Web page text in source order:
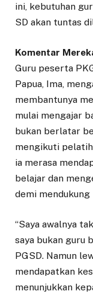
ini, kebutuhan
SD akan tuntas
Komentar
Guru peserta
Papua, Ima,
membantunya
mulai mengajar
bukan berlatar
mengikuti
ia merasa
belajar dan
demi mendukung
“Saya awalnya
saya bukan guru
PGSD. Namun
mendapatkan
menunjukkan